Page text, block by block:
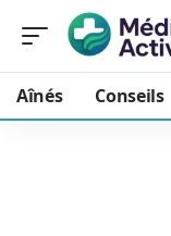
Aînés Conseils